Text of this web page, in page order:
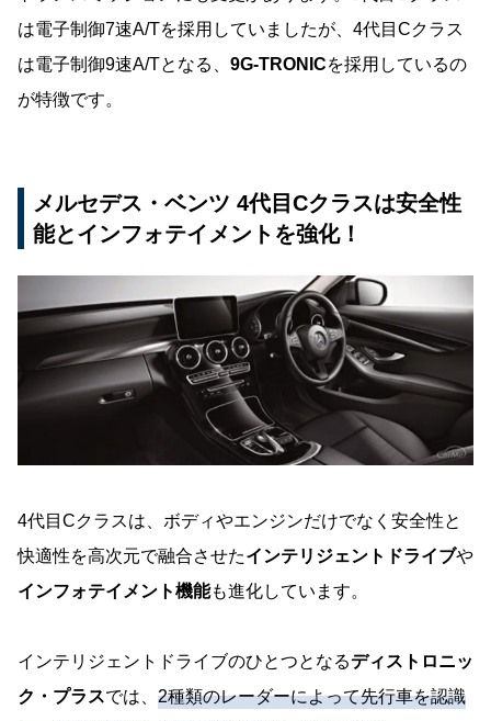
は電子制御7速A/Tを採用していましたが、4代目Cクラス
は電子制御9速A/Tとなる、 9G-TRONICを採用しているの
が特徴です。
メルセデス・ベンツ 4代目Cクラスは安全性
能とインフォテイメントを強化！
4代目Cクラスは、ボディやエンジンだけでなく安全性と
快適性を高次元で融合させたインテリジェントドライブや
インフォテイメント機能も進化しています。
インテリジェントドライブのひとつとなるディストロニッ
ク・プラスでは、 2種類のレーダーによって先行車を認識